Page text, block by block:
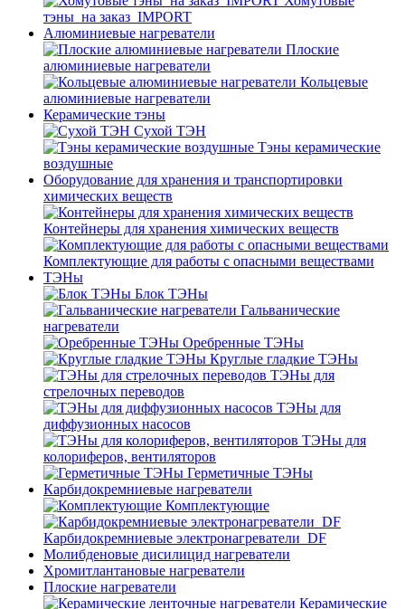
тэны_на заказ_IMPORT
Алюминиевые нагреватели
Плоские
алюминиевые нагреватели
Кольцевые
алюминиевые нагреватели
Керамические тэны
Сухой ТЭН
Тэны керамические
воздушные
Оборудование для хранения и транспортировки
химических веществ
Контейнеры для хранения химических веществ
Комплектующие для работы с опасными веществами
ТЭНы
Блок ТЭНы
Гальванические
нагреватели
Оребренные ТЭНы
Круглые гладкие ТЭНы
ТЭНы для
стрелочных переводов
ТЭНы для
диффузионных насосов
ТЭНы для
колориферов, вентиляторов
Герметичные ТЭНы
Карбидокремниевые нагреватели
Комплектующие
Карбидокремниевые электронагреватели_DF
Молибденовые дисилицид нагреватели
Хромитлантановые нагреватели
Плоские нагреватели
Керамические